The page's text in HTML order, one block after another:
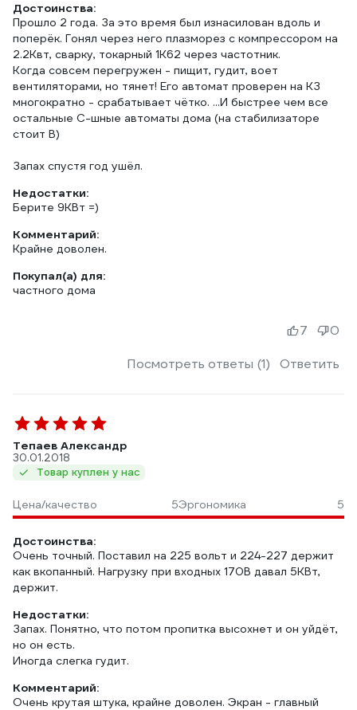
Достоинства:
Прошло 2 года. За это время был изнасилован вдоль и
поперёк. Гонял через него плазморез с компрессором на
2.2Квт, сварку, токарный 1К62 через частотник.
Когда совсем перегружен - пищит, гудит, воет
вентиляторами, но тянет! Его автомат проверен на КЗ
многократно - срабатывает чётко. ...И быстрее чем все
остальные С-шные автоматы дома (на стабилизаторе
стоит B)
Запах спустя год ушёл.
Недостатки:
Берите 9КВт =)
Комментарий:
Крайне доволен.
Покупал(а) для:
частного дома
Посмотреть ответы (1) Ответить
7 0
Тепаев Александр
30.01.2018
Товар куплен у нас
Цена/качество 5Эргономика 5
Достоинства:
Очень точный. Поставил на 225 вольт и 224-227 держит
как вкопанный. Нагрузку при входных 170В давал 5КВт,
держит.
Недостатки:
Запах. Понятно, что потом пропитка высохнет и он уйдёт,
но он есть.
Иногда слегка гудит.
Комментарий:
Очень крутая штука, крайне доволен. Экран - главный